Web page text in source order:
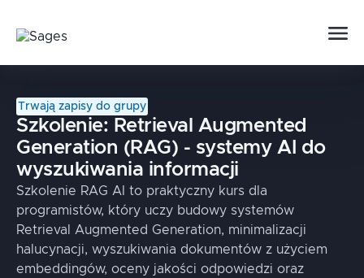
Trwają zapisy do grupy
Szkolenie: Retrieval Augmented
Generation (RAG) - systemy AI do
wyszukiwania informacji
Szkolenie RAG AI to praktyczny kurs dla
programistów, który uczy budowy systemów
Retrieval Augmented Generation, minimalizacji
halucynacji, wyszukiwania dokumentów z użyciem
embeddingów, oceny jakości odpowiedzi oraz